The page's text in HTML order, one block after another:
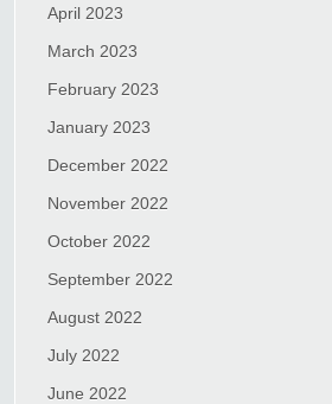
April 2023
March 2023
February 2023
January 2023
December 2022
November 2022
October 2022
September 2022
August 2022
July 2022
June 2022